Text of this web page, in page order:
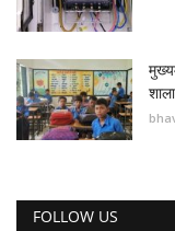
FOLLOW US